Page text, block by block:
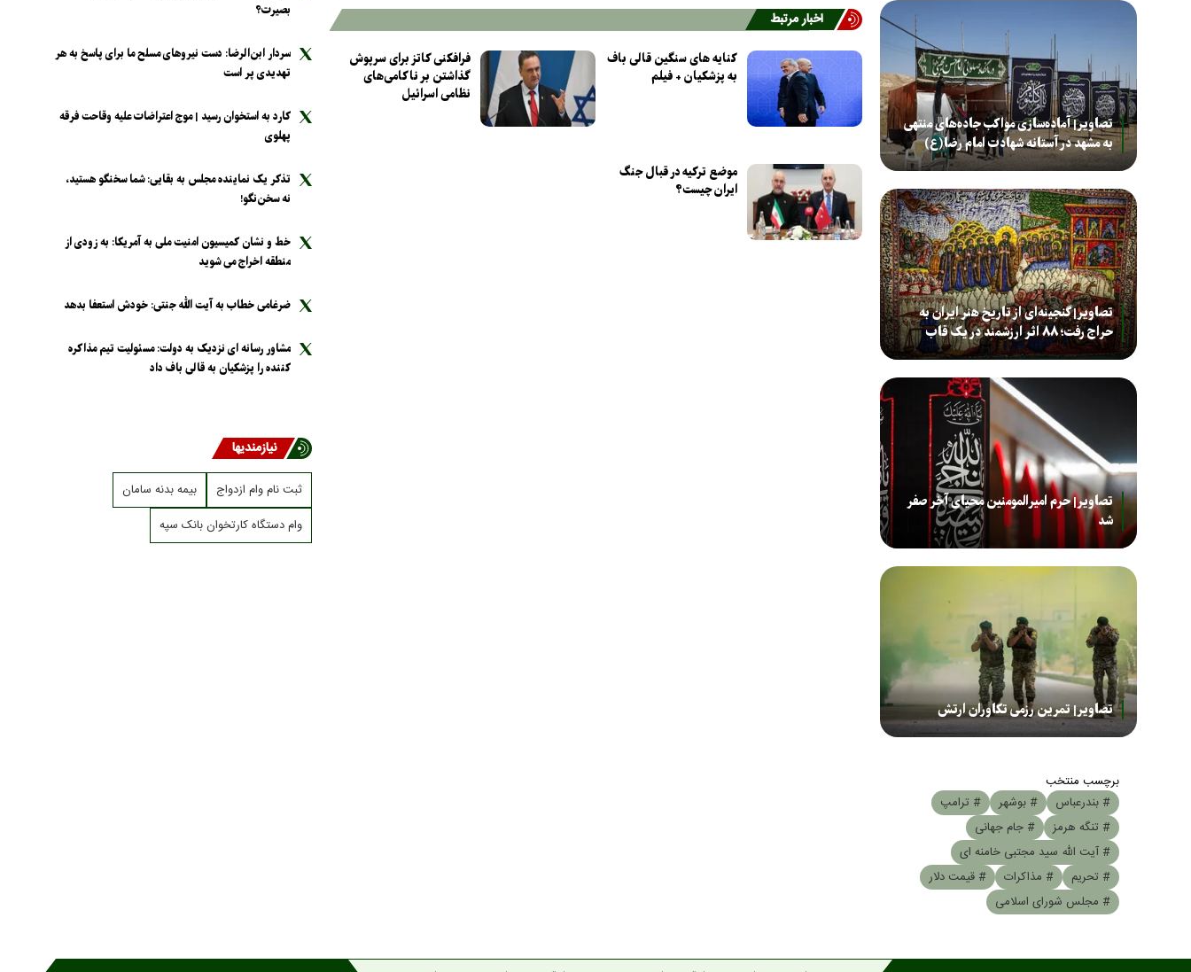
اخبار مرتبط
کنایه های سنگین قالی باف
به پزشکیان + فیلم
فرافکنی کاتز برای سرپوش
گذاشتن بر ناکامی‌های
نظامی اسرائیل
موضع ترکیه در قبال جنگ
ایران چیست؟
تصاویر| آماده‌سازی مواکب جاده‌های منتهی
به مشهد در آستانه شهادت امام رضا(ع)
تصاویر| گنجینه‌ای از تاریخ هنر ایران به
حراج رفت؛ ۸۸ اثر ارزشمند در یک قاب
تصاویر| حرم امیرالمومنین محیای آخر صفر
شد
تصاویر| تمرین رزمی تکاوران ارتش
برچسب منتخب
# بندرعباس
# بوشهر
# ترامپ
# تنگه هرمز
# جام جهانی
# آیت الله سید مجتبی خامنه ای
# تحریم
# مذاکرات
# قیمت دلار
# مجلس شورای اسلامی
بصیرت؟
سردار ابن‌الرضا: دست نیرو‌های مسلح ما برای پاسخ به هر
تهدیدی پر است
کارد به استخوان رسید | موج اعتراضات علیه وقاحت فرقه
پهلوی
تذکر یک نماینده مجلس به بقایی: شما سخنگو هستید،
نه سخن‌نگو!
خط و نشان کمیسیون امنیت ملی به آمریکا: به زودی از
منطقه اخراج می شوید
ضرغامی خطاب به آیت الله جنتی: خودش استعفا بدهد
مشاور رسانه ای نزدیک به دولت: مسئولیت تیم مذاکره
کننده را پزشکیان به قالی باف داد
نیازمندیها
ثبت نام وام ازدواج
بیمه بدنه سامان
وام دستگاه کارتخوان بانک سپه